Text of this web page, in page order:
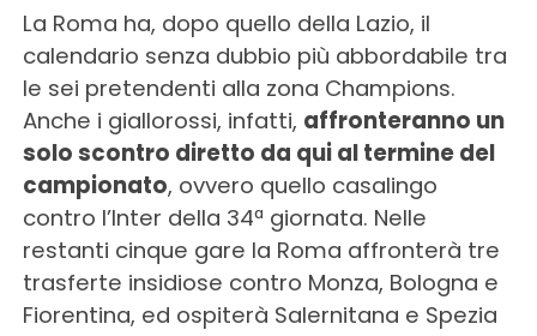
La Roma ha, dopo quello della Lazio, il
calendario senza dubbio più abbordabile tra
le sei pretendenti alla zona Champions.
Anche i giallorossi, infatti, affronteranno un
solo scontro diretto da qui al termine del
campionato, ovvero quello casalingo
contro l’Inter della 34ª giornata. Nelle
restanti cinque gare la Roma affronterà tre
trasferte insidiose contro Monza, Bologna e
Fiorentina, ed ospiterà Salernitana e Spezia